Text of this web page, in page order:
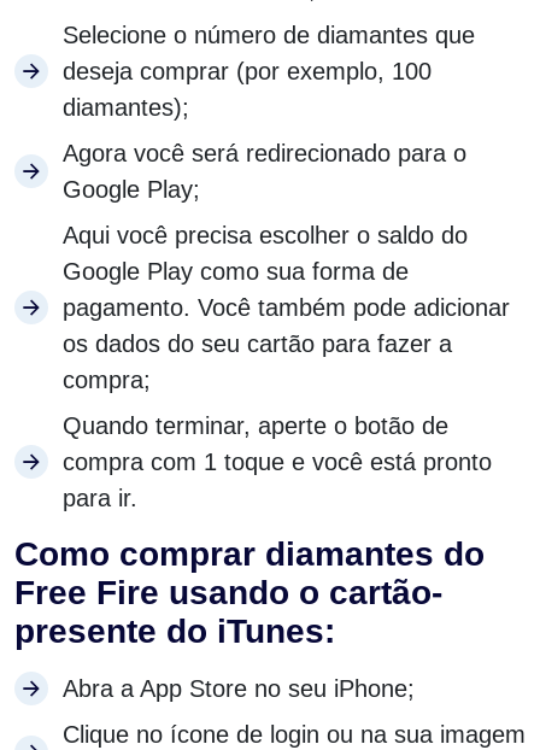
Selecione o número de diamantes que
deseja comprar (por exemplo, 100
diamantes);
Agora você será redirecionado para o
Google Play;
Aqui você precisa escolher o saldo do
Google Play como sua forma de
pagamento. Você também pode adicionar
os dados do seu cartão para fazer a
compra;
Quando terminar, aperte o botão de
compra com 1 toque e você está pronto
para ir.
Como comprar diamantes do
Free Fire usando o cartão-
presente do iTunes:
Abra a App Store no seu iPhone;
Clique no ícone de login ou na sua imagem